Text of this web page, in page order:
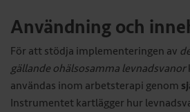
Användning och
För att stödja implementeringen av
gällande ohälsosamma levnadsvanor
användas inom arbetsterapi genom
Instrumentet kartlägger hur